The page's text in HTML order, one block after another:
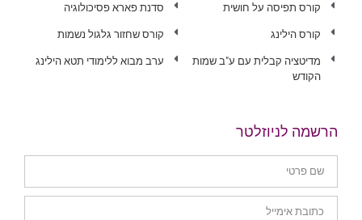
קורס תפיסה על חושית
קורס הילינג
מדיטציה קבלית עם ע"ב שמות
הקודש
סדנת פארא פסיכולוגיה
קורס שחזור גלגול נשמות
ערב מבוא ללימודי תטא הילינג
הרשמה לניוזלטר